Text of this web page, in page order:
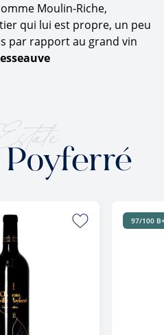
Moulin-Riche,
qui lui est propre, un peu
par rapport au grand vin
97/100